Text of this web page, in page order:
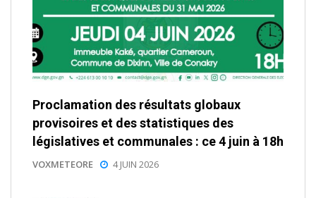
Proclamation des résultats globaux
provisoires et des statistiques des
législatives et communales : ce 4 juin à 18h
VOXMETEORE 4 JUIN 2026